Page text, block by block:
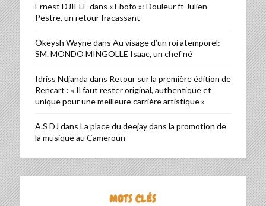
Ernest DJIELE dans « Ebofo »: Douleur ft Julien
Pestre, un retour fracassant
Okeysh Waynedans Au visage d’un roi atemporel:
SM. MONDO MINGOLLE Isaac, un chef né
Idriss Ndjanda dans Retour sur la première édition de
Rencart : « Il faut rester original, authentique et
unique pour une meilleure carrière artistique »
A.S DJ dans La place du deejay dans la promotion de
la musique au Cameroun
MOTS CLÉS